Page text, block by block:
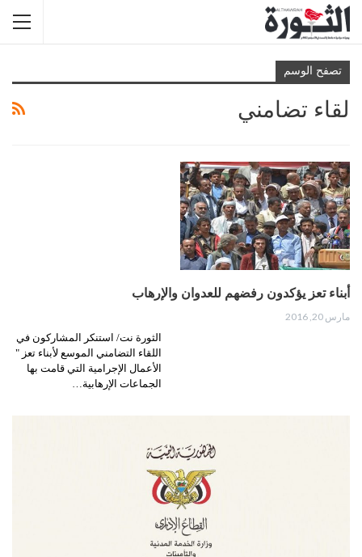
تصفح الوسم
لقاء تضامني
أبناء تعز يؤكدون رفضهم للعدوان والإرهاب
مارس 20, 2016
الثورة نت/ استنكر المشاركون في
اللقاء التضامني الموسع لأبناء تعز "
الأعمال الإجرامية التي قامت بها
الجماعات الإرهابية…